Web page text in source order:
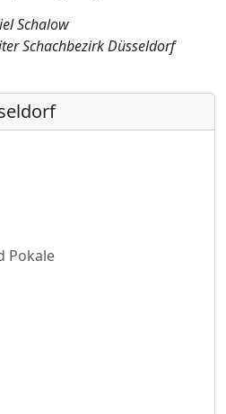
Schalow
Schachbezirk Düsseldorf
Pokale